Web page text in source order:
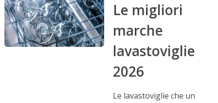
Le migliori
marche
lavastoviglie
2026
Le lavastoviglie che un